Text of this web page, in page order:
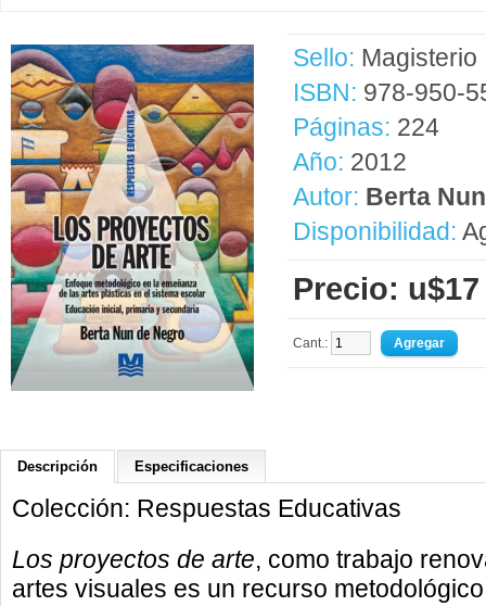
Sello: Magisterio
ISBN: 978-950-
Páginas: 224
Año: 2012
Autor: Berta Nun
Disponibilidad:
Precio: u$17
Cant.:
Descripción Especificaciones
Colección: Respuestas Educativas
Los proyectos de arte, como trabajo
artes visuales es un recurso